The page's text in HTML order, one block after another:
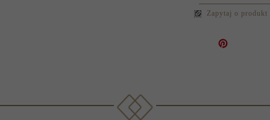
Zapytaj o produkt